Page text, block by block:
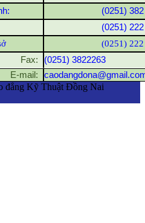
(0251)
(0251)
(0251)
Fax:
(0251) 3822263
E-mail:
đẳng Kỹ Thuật Đồng Nai